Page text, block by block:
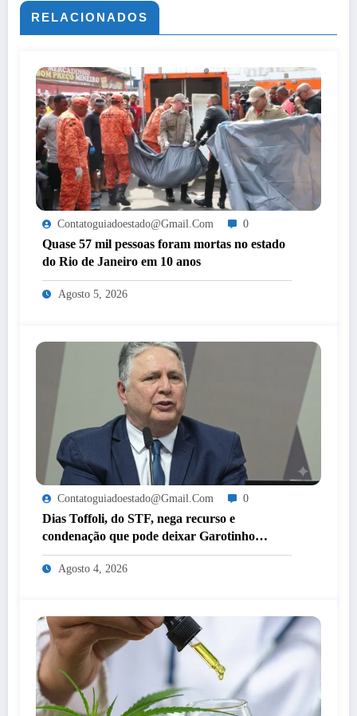
RELACIONADOS
Contatoguiadoestado@gmail.com 0
Quase 57 mil pessoas foram mortas no estado
do Rio de Janeiro em 10 anos
Agosto 5, 2026
Contatoguiadoestado@gmail.com 0
Dias Toffoli, do STF, nega recurso e
condenação que pode deixar Garotinho
inelegível agora é definitiva
Agosto 4, 2026